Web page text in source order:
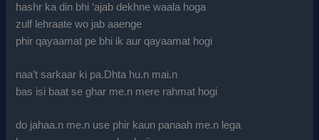
hashr ka din bhi ‘ajab dekhne waala hoga
zulf lehraate wo jab aaenge
phir qayaamat pe bhi ik aur qayaamat hogi
naa’t sarkaar ki pa.Dhta hu.n mai.n
bas isi baat se ghar me.n mere rahmat hogi
do jahaa.n me.n use phir kaun panaah me.n lega